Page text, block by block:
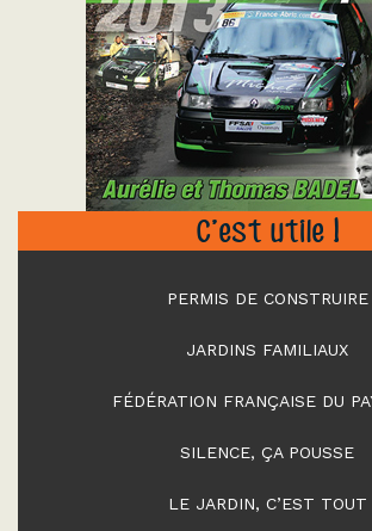
C’est utile !
PERMIS DE CONSTRUIRE
JARDINS FAMILIAUX
FÉDÉRATION FRANÇAISE DU
SILENCE, ÇA POUSSE
LE JARDIN, C’EST TOUT